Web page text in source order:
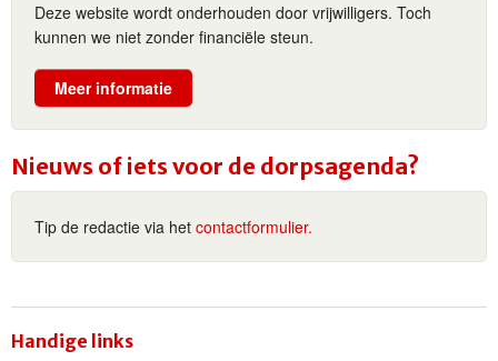
Deze website wordt onderhouden door vrijwilligers. Toch
kunnen we niet zonder financiële steun.
Meer informatie
Nieuws of iets voor de dorpsagenda?
Tip de redactie via het contactformulier.
Handige links